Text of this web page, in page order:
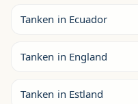
Tanken in Ecuador
Tanken in England
Tanken in Estland